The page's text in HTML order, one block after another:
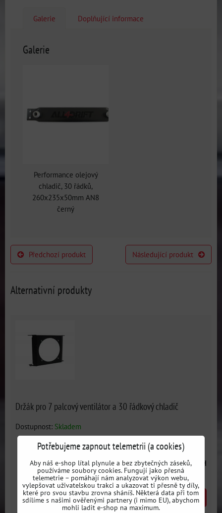
Galerie Doplňující informace
Galerie
Performance olejový
chladič, 30 řádků,
260x235x50mm AN8
černý
Předchozí produkt Následující produkt
Alternativní produkty
Držák pro 7 palcový ventilátor a 30 řádkový chladič
Dostupnost: Skladem
1516 Kčs DPH
ks DO KOŠÍKU
Potřebujeme zapnout telemetrii (a cookies)
Aby náš e-shop lítal plynule a bez zbytečných záseků,
používáme soubory cookies. Fungují jako přesná
telemetrie – pomáhají nám analyzovat výkon webu,
vylepšovat uživatelskou trakci a ukazovat ti přesně ty díly,
které pro svou stavbu zrovna sháníš. Některá data při tom
sdílíme s našimi ověřenými partnery (i mimo EU), abychom
mohli ladit e-shop na maximum.